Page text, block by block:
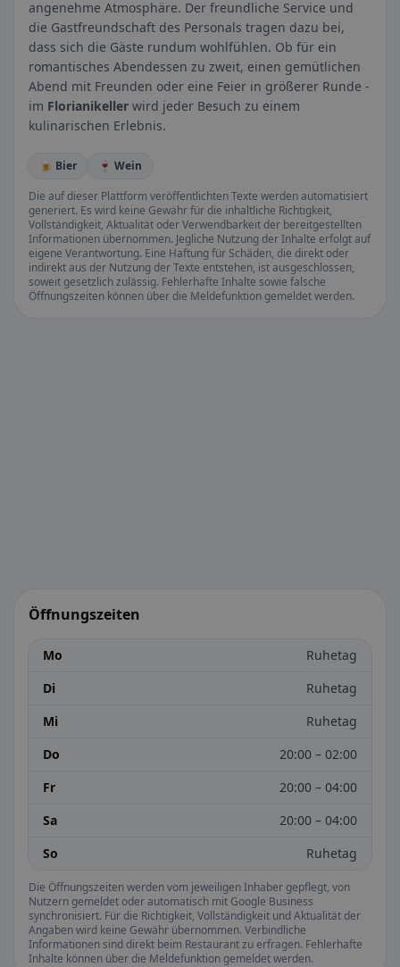
angenehme Atmosphäre. Der freundliche Service und
die Gastfreundschaft des Personals tragen dazu bei,
dass sich die Gäste rundum wohlfühlen. Ob für ein
romantisches Abendessen zu zweit, einen gemütlichen
Abend mit Freunden oder eine Feier in größerer Runde -
im Florianikeller wird jeder Besuch zu einem
kulinarischen Erlebnis.
🍺 Bier
🍷 Wein
Die auf dieser Plattform veröffentlichten Texte werden automatisiert
generiert. Es wird keine Gewähr für die inhaltliche Richtigkeit,
Vollständigkeit, Aktualität oder Verwendbarkeit der bereitgestellten
Informationen übernommen. Jegliche Nutzung der Inhalte erfolgt auf
eigene Verantwortung. Eine Haftung für Schäden, die direkt oder
indirekt aus der Nutzung der Texte entstehen, ist ausgeschlossen,
soweit gesetzlich zulässig. Fehlerhafte Inhalte sowie falsche
Öffnungszeiten können über die Meldefunktion gemeldet werden.
Öffnungszeiten
Mo
Ruhetag
Di
Ruhetag
Mi
Ruhetag
Do
20:00 – 02:00
Fr
20:00 – 04:00
Sa
20:00 – 04:00
So
Ruhetag
Die Öffnungszeiten werden vom jeweiligen Inhaber gepflegt, von
Nutzern gemeldet oder automatisch mit Google Business
synchronisiert. Für die Richtigkeit, Vollständigkeit und Aktualität der
Angaben wird keine Gewähr übernommen. Verbindliche
Informationen sind direkt beim Restaurant zu erfragen. Fehlerhafte
Inhalte können über die Meldefunktion gemeldet werden.